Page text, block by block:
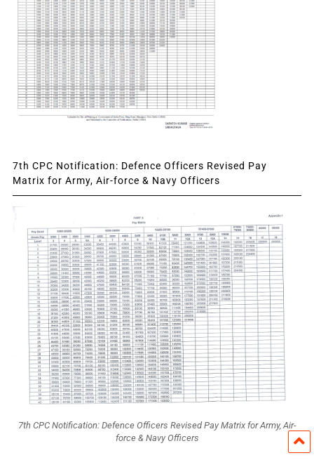
7th CPC Notification: Defence Officers Revised Pay
Matrix for Army, Air-force & Navy Officers
7th CPC Notification: Defence Officers Revised Pay Matrix for Army, Air-
force & Navy Officers